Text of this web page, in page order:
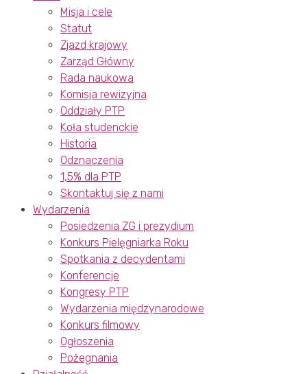
Misja i cele
Statut
Zjazd krajowy
Zarząd Główny
Rada naukowa
Komisja rewizyjna
Oddziały PTP
Koła studenckie
Historia
Odznaczenia
1,5% dla PTP
Skontaktuj się z nami
Wydarzenia
Posiedzenia ZG i prezydium
Konkurs Pielęgniarka Roku
Spotkania z decydentami
Konferencje
Kongresy PTP
Wydarzenia międzynarodowe
Konkurs filmowy
Ogłoszenia
Pożegnania